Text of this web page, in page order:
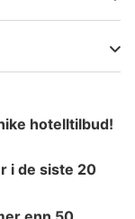
hotelltilbud!
i de siste 20